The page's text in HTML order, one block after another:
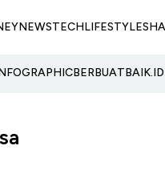
NEWSTECHLIFESTYLE
BERBUATBAIK.ID